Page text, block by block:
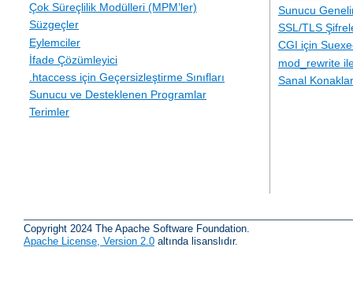
Çok Süreçlilik Modülleri (MPM’ler)
Süzgeçler
Eylemciler
İfade Çözümleyici
.htaccess için Geçersizleştirme Sınıfları
Sunucu ve Desteklenen Programlar
Terimler
Sunucu
SSL/TLS
CGI için
mod_rewrite
Sanal Konaklar
Copyright 2024 The Apache Software Foundation.
Apache License, Version 2.0 altında lisanslıdır.